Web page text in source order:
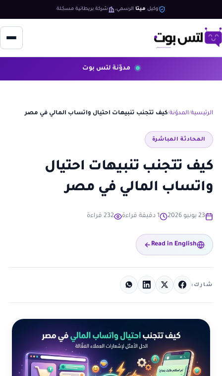
وكيل ميتا الرسمي شركة بريطانية مسجّلة
مدوّنة لتس بوت
الرئيسية المدوّنة كيف تتجنب تنبيهات احتيال واتساب المالي في مصر
المحادثة المباشرة
كيف تتجنب تنبيهات احتيال
واتساب المالي في مصر
23 يونيو 2026 1 دقيقة قراءة 232 قراءة
Read in English
شارك: